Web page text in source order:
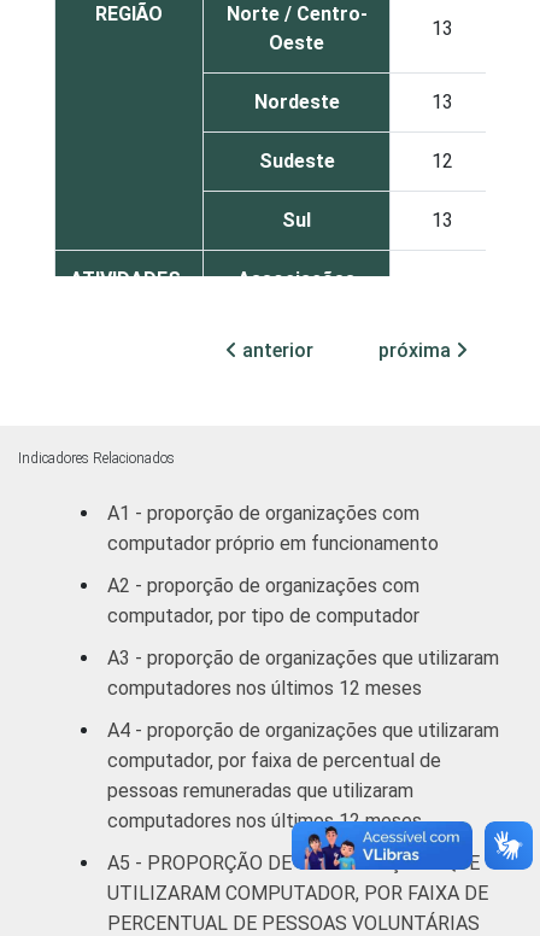
REGIÃO
Norte / Centro-
Oeste
13
Nordeste 13
Sudeste 12
Sul 13
ATIVIDADES-
Associações
profissionais e
Desenvolvimento
e defesa de
13
Religião
Outros
1 Base: 2.288 organizações sem fins
lucrativos que possuem computador. Dados
coletados entre outubro de 2012 e março de
2013.
Fonte: NIC.br - out/2012 a mar/2013
anterior próxima
Indicadores Relacionados
A1 - proporção de organizações com
computador próprio em funcionamento
A2 - proporção de organizações com
computador, por tipo de computador
A3 - proporção de organizações que utilizaram
computadores nos últimos 12 meses
A4 - proporção de organizações que utilizaram
computador, por faixa de percentual de
pessoas remuneradas que utilizaram
computadores nos últimos 12 meses
A5 - PROPORÇÃO DE ORGANIZAÇÕES QUE
UTILIZARAM COMPUTADOR, POR FAIXA DE
PERCENTUAL DE PESSOAS VOLUNTÁRIAS